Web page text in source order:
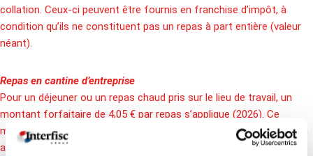
collation. Ceux-ci peuvent être fournis en franchise d’impôt, à
condition qu’ils ne constituent pas un repas à part entière (valeur
néant).
Repas en cantine d’entreprise
Pour un déjeuner ou un repas chaud pris sur le lieu de travail, un
montant forfaitaire de 4,05 € par repas s’applique (2026). Ce
montant est imputé sur le budget non taxable ou traité comme un
avantage imposable sur la fiche de paie.